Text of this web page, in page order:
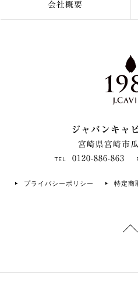
会社概要
ジャパンキャ
宮崎県宮崎市
TEL 0120-886-863
プライバシーポリシー 特定商